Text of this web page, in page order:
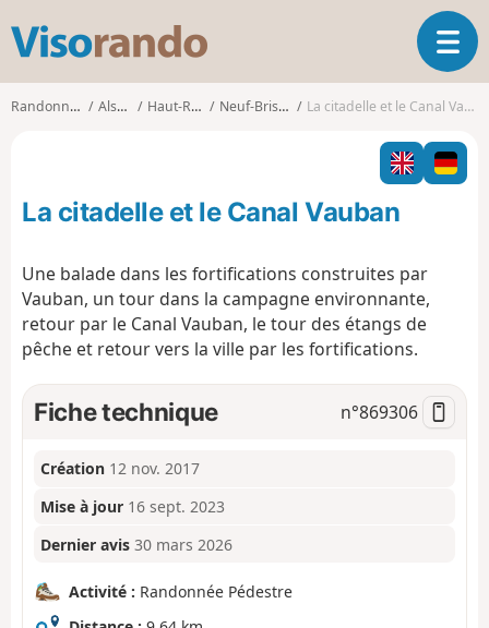
s
o
o
O
u
v
i
r
l
i
o
Randonnées Alsace Haut-Rhin Neuf-Brisach La citadelle et le Canal Vauban
La citadelle et le Canal Vauban
Une balade dans les fortifications construites par
Vauban, un tour dans la campagne environnante,
retour par le Canal Vauban, le tour des étangs de
pêche et retour vers la ville par les fortifications.
Fiche technique n°869306
Création 12 nov. 2017
Mise à jour 16 sept. 2023
Dernier avis 30 mars 2026
Activité : Randonnée Pédestre